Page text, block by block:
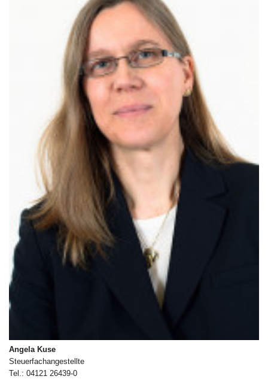
Angela Kuse
Steuerfachangestellte
Tel.: 04121 26439-0